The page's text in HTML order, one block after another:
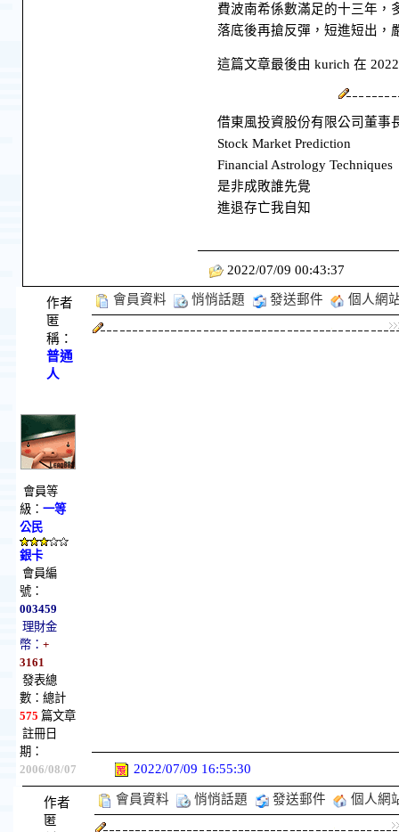
費波南希係數滿足的十三年，
落底後再搶反彈，短進短出，
這篇文章最後由 kurich 在
借東風投資股份有限公司董事
Stock Market Prediction
Financial Astrology Techniques
是非成敗誰先覺
進退存亡我自知
2022/07/09 00:43:37
作者
匿
稱：
普通
人
會員等
級： 一等
公民
銀卡
會員編
號：
003459
理財金
幣： +
3161
發表總
數：總計
575 篇文章
註冊日
期：
2006/08/07
會員資料 悄悄話題 發送郵件 個人網
2022/07/09 16:55:30
作者
匿
會員資料 悄悄話題 發送郵件 個人網